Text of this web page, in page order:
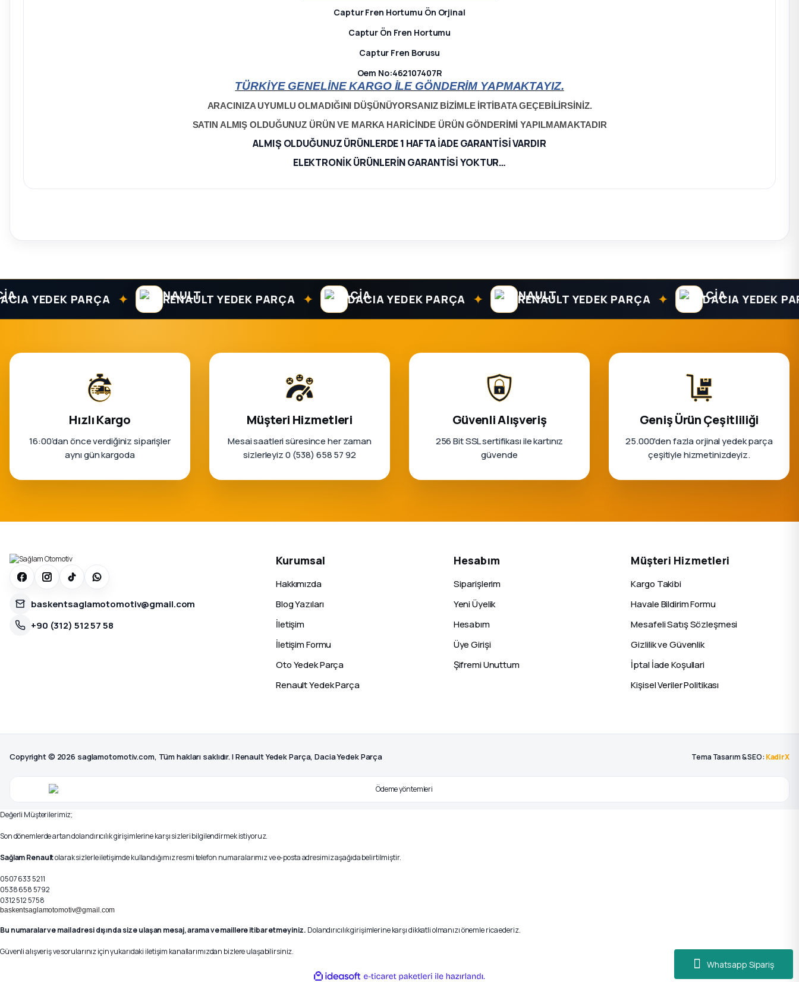
Whatsapp Sipariş
Captur Fren Hortumu Ön Orjinal
Captur Ön Fren Hortumu
Captur Fren Borusu
Oem No:462107407R
TÜRKİYE GENELİNE KARGO İLE GÖNDERİM YAPMAKTAYIZ.
ARACINIZA UYUMLU OLMADIĞINI DÜŞÜNÜYORSANIZ BİZİMLE İRTİBATA GEÇEBİLİRSİNİZ.
SATIN ALMIŞ OLDUĞUNUZ ÜRÜN VE MARKA HARİCİNDE ÜRÜN GÖNDERİMİ YAPILMAMAKTADIR
ALMIŞ OLDUĞUNUZ ÜRÜNLERDE 1 HAFTA İADE GARANTİSİ VARDIR
ELEKTRONİK ÜRÜNLERİN GARANTİSİ YOKTUR…
YEDEK PARÇA ✦ RENAULT YEDEK PARÇA ✦ DACIA YEDEK PARÇA ✦ RENAULT YEDEK PARÇA ✦ DACIA YEDEK PARÇA
Hızlı Kargo
16:00’dan önce verdiğiniz siparişler
aynı gün kargoda
Müşteri Hizmetleri
Mesai saatleri süresince her zaman
sizlerleyiz 0 (538) 658 57 92
Güvenli Alışveriş
256 Bit SSL sertifikası ile kartınız
güvende
Geniş Ürün Çeşitliliği
25.000'den fazla orjinal yedek parça
çeşitiyle hizmetinizdeyiz.
baskentsaglamotomotiv@gmail.com
+90 (312) 512 57 58
Kurumsal
Hakkımızda
Blog Yazıları
İletişim
İletişim Formu
Oto Yedek Parça
Renault Yedek Parça
Hesabım
Siparişlerim
Yeni Üyelik
Hesabım
Üye Girişi
Şifremi Unuttum
Müşteri Hizmetleri
Kargo Takibi
Havale Bildirim Formu
Mesafeli Satış Sözleşmesi
Gizlilik ve Güvenlik
İptal İade Koşullari
Kişisel Veriler Politikası
Copyright © 2026 saglamotomotiv.com, Tüm hakları saklıdır. | Renault Yedek Parça, Dacia Yedek Parça Tema Tasarım & SEO: KadirX
Değerli Müşterilerimiz;
Son dönemlerde artan dolandırıcılık girişimlerine karşı sizleri bilgilendirmek istiyoruz.
Sağlam Renaultolarak sizlerle iletişimde kullandığımız resmi telefon numaralarımız ve e-posta adresimiz aşağıda belirtilmiştir.
0507 633 5211
0538 658 5792
0312 512 5758
baskentsaglamotomotiv@gmail.com
Bu numaralar ve mail adresi dışında size ulaşan mesaj, arama ve maillere itibar etmeyiniz. Dolandırıcılık girişimlerine karşı dikkatli olmanızı önemle rica ederiz.
Güvenli alışveriş ve sorularınız için yukarıdaki iletişim kanallarımızdan bizlere ulaşabilirsiniz.
ideasoft e-